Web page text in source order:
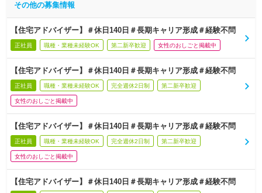
その他の募集情報
【住宅アドバイザー】＃休日140日＃長期キャリア形成＃経験不問
正社員 職種・業種未経験OK 第二新卒歓迎 女性のおしごと掲載中
【住宅アドバイザー】＃休日140日＃長期キャリア形成＃経験不問
正社員 職種・業種未経験OK 完全週休2日制 第二新卒歓迎
女性のおしごと掲載中
【住宅アドバイザー】＃休日140日＃長期キャリア形成＃経験不問
正社員 職種・業種未経験OK 完全週休2日制 第二新卒歓迎
女性のおしごと掲載中
【住宅アドバイザー】＃休日140日＃長期キャリア形成＃経験不問